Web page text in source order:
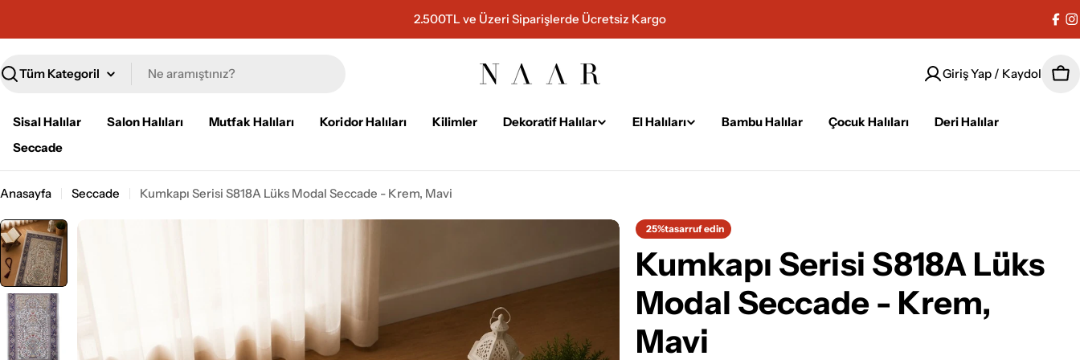
2.500TL ve Üzeri Siparişlerde Ücretsiz Kargo
Ara
Giriş Yap / Kaydol
Sisal Halılar Salon Halıları Mutfak Halıları Koridor Halıları Kilimler Dekoratif Halılar El Halıları Bambu Halılar Çocuk Halıları
Deri Halılar
Seccade
Anasayfa Seccade Kumkapı Serisi S818A Lüks Modal Seccade - Krem, Mavi
25%tasarruf edin
Kumkapı Serisi S818A Lüks
Modal Seccade - Krem,
Mavi